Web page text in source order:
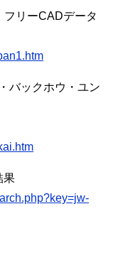
フリーCADデータ
バックホウ・ユン
果